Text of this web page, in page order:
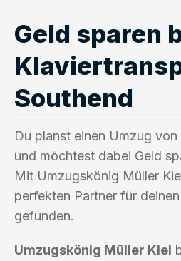
Geld sparen
Southend
Du planst einen Umzug
und möchtest dabei Geld
Mit Umzugskönig Müller
perfekten Partner für deinen
gefunden.
Umzugskönig Müller Kiel